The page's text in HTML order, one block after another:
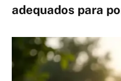
adequados para